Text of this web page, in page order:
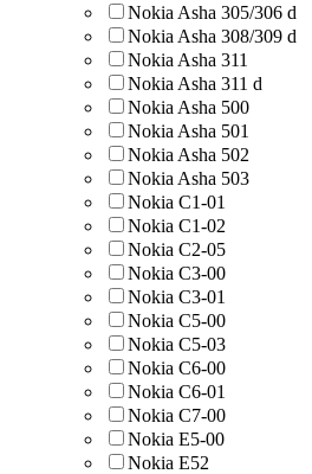
Nokia Asha 305/306 d
Nokia Asha 308/309 d
Nokia Asha 311
Nokia Asha 311 d
Nokia Asha 500
Nokia Asha 501
Nokia Asha 502
Nokia Asha 503
Nokia C1-01
Nokia C1-02
Nokia C2-05
Nokia C3-00
Nokia C3-01
Nokia C5-00
Nokia C5-03
Nokia C6-00
Nokia C6-01
Nokia C7-00
Nokia E5-00
Nokia E52